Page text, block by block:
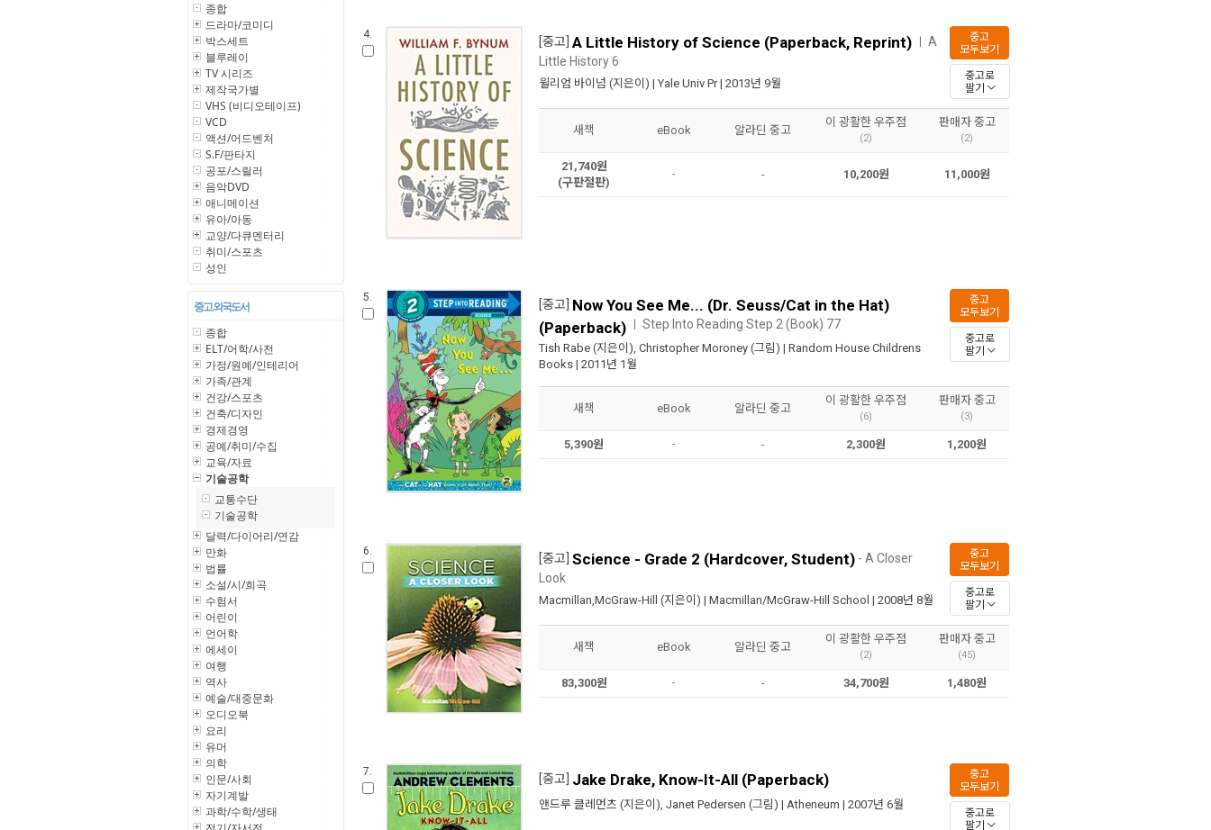
종합
드라마/코미디
박스세트
블루레이
TV 시리즈
제작국가별
VHS (비디오테이프)
VCD
액션/어드벤처
S.F/판타지
공포/스릴러
음악DVD
애니메이션
유아/아동
교양/다큐멘터리
취미/스포츠
성인
중고 외국도서
종합
ELT/어학/사전
가정/원예/인테리어
가족/관계
건강/스포츠
건축/디자인
경제경영
공예/취미/수집
교육/자료
기술공학
교통수단
기술공학
달력/다이어리/연감
만화
법률
소설/시/희곡
수험서
어린이
언어학
에세이
여행
역사
예술/대중문화
오디오북
요리
유머
의학
인문/사회
자기계발
과학/수학/생태
4. [중고] A Little History of Science (Paperback, Reprint) A
Little History 6
윌리엄 바이넘 (지은이) | Yale Univ Pr| 2013년 9월
중고
모두보기
중고로
팔기
새책 eBook 알라딘 중고
이 광활한 우주점
(2)
판매자 중고
(2)
21,740원
(구판절판)
- - 10,200원 11,000원
5. [중고] Now You See Me... (Dr. Seuss/Cat in the Hat)
(Paperback) Step Into Reading Step 2 (Book) 77
Tish Rabe (지은이), Christopher Moroney (그림) | Random House Childrens
Books | 2011년 1월
중고
모두보기
중고로
팔기
새책 eBook 알라딘 중고
이 광활한 우주점
(6)
판매자 중고
(3)
5,390원 - - 2,300원 1,200원
6. [중고] Science - Grade 2 (Hardcover, Student) - A Closer
Look
Macmillan,McGraw-Hill (지은이) | Macmillan/McGraw-Hill School | 2008년 8월
중고
모두보기
중고로
팔기
새책 eBook 알라딘 중고
이 광활한 우주점
(2)
판매자 중고
(45)
83,300원 - - 34,700원 1,480원
7. [중고] Jake Drake, Know-It-All (Paperback)
앤드루 클레먼츠 (지은이), Janet Pedersen (그림) | Atheneum | 2007년 6월
중고
모두보기
중고로
팔기